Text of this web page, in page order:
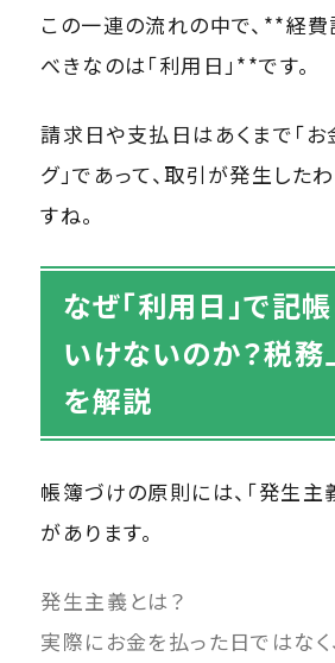
この一連の流れの中で、**経
べきなのは「利用日」**です。
請求日や支払日はあくまで「お
グ」であって、取引が発生した
すね。
なぜ「利用日」で記
いけないのか？税
を解説
帳簿づけの原則には、「発生主
があります。
発生主義とは？
実際にお金を払った日ではなく